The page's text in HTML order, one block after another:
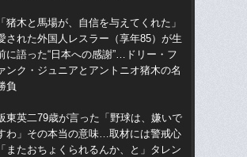
「猪木と馬場が、自信を与えてくれた」
された外国人レスラー（享年85）が生
に語った“日本への感謝”…ドリー・フ
ンク・ジュニアとアントニオ猪木の名
負
東英二79歳が言った「野球は、嫌いで
わ」その本当の意味…取材には警戒心
「またおちょくられるんか、と」タレン